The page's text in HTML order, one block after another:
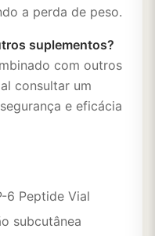
a perda de peso.
suplementos?
com outros
consultar um
e eficácia
6 Peptide Vial
subcutânea